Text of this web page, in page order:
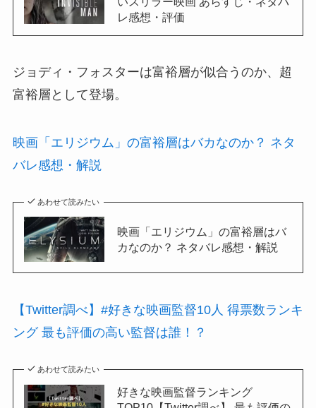
レ感想・評価
ジョディ・フォスターは富裕層が似合うのか、超
富裕層として登場。
映画「エリジウム」の富裕層はバカなのか？ ネタ
バレ感想・解説
あわせて読みたい
映画「エリジウム」の富裕層はバ
カなのか？ ネタバレ感想・解説
【Twitter調べ】#好きな映画監督10人 得票数ランキ
ング 最も評価の高い監督は誰！？
あわせて読みたい
好きな映画監督ランキング